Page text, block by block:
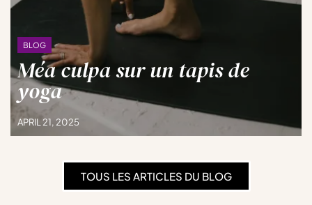
BLOG
Méa culpa sur un tapis de
yoga
APRIL 21, 2025
TOUS LES ARTICLES DU BLOG